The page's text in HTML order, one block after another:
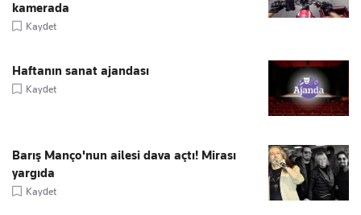
kamerada
Kaydet
Haftanın sanat ajandası
Kaydet
Barış Manço'nun ailesi dava açtı! Mirası
yargıda
Kaydet